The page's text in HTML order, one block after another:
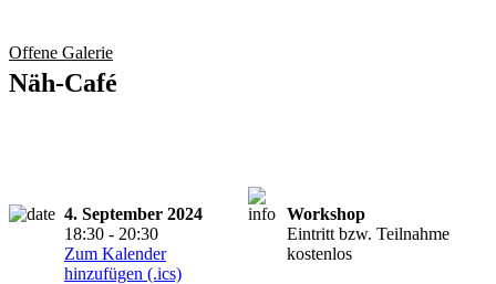
Offene Galerie
Näh-Café
4. September 2024
18:30 - 20:30
Zum Kalender
hinzufügen (.ics)
Workshop
Eintritt bzw. Teilnahme
kostenlos